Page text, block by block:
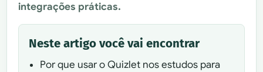
integrações práticas.
Neste artigo você vai encontrar
Por que usar o Quizlet nos estudos para